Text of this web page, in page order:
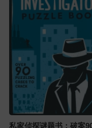
私家侦探谜题书：破案